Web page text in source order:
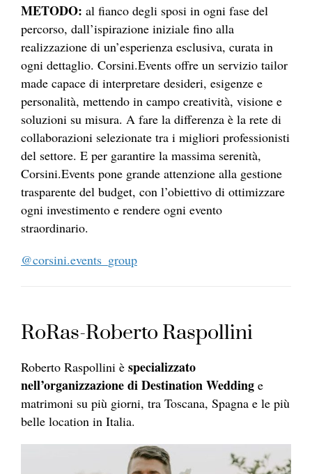
METODO: al fianco degli sposi in ogni fase del
percorso, dall’ispirazione iniziale fino alla
realizzazione di un’esperienza esclusiva, curata in
ogni dettaglio. Corsini.Events offre un servizio tailor
made capace di interpretare desideri, esigenze e
personalità, mettendo in campo creatività, visione e
soluzioni su misura. A fare la differenza è la rete di
collaborazioni selezionate tra i migliori professionisti
del settore. E per garantire la massima serenità,
Corsini.Events pone grande attenzione alla gestione
trasparente del budget, con l’obiettivo di ottimizzare
ogni investimento e rendere ogni evento
straordinario.
@corsini.events_group
RoRas-Roberto Raspollini
Roberto Raspollini è specializzato
nell’organizzazione di Destination Wedding e
matrimoni su più giorni, tra Toscana, Spagna e le più
belle location in Italia.